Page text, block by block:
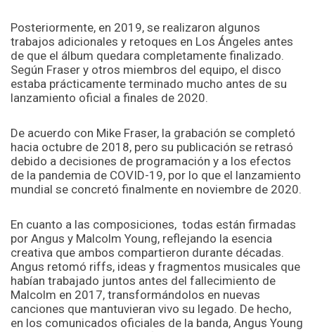
Posteriormente, en 2019, se realizaron algunos
trabajos adicionales y retoques en Los Ángeles antes
de que el álbum quedara completamente finalizado.
Según Fraser y otros miembros del equipo, el disco
estaba prácticamente terminado mucho antes de su
lanzamiento oficial a finales de 2020.
De acuerdo con Mike Fraser, la grabación se completó
hacia octubre de 2018, pero su publicación se retrasó
debido a decisiones de programación y a los efectos
de la pandemia de COVID-19, por lo que el lanzamiento
mundial se concretó finalmente en noviembre de 2020.
En cuanto a las composiciones, todas están firmadas
por Angus y Malcolm Young, reflejando la esencia
creativa que ambos compartieron durante décadas.
Angus retomó riffs, ideas y fragmentos musicales que
habían trabajado juntos antes del fallecimiento de
Malcolm en 2017, transformándolos en nuevas
canciones que mantuvieran vivo su legado. De hecho,
en los comunicados oficiales de la banda, Angus Young